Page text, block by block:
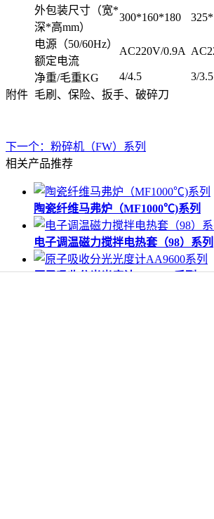
外包装尺寸（宽*
深*高mm）
300*160*180
电源（50/60Hz）
额定电流
AC220V/0.9A
净重/毛重KG 4/4.5 3/3.5
附件 毛刷、保险、扳手、破碎刀
下一个：粉碎机（FW）系列
相关产品推荐
陶瓷纤维马弗炉（MF1000℃)系列
电子调温磁力搅拌电热套（98）系列
原子吸收分光光度计AA9600系列